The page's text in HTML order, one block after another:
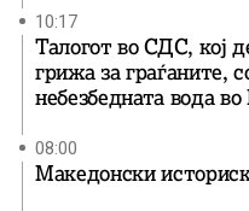
10:17
Талогот во СДС, кој
грижа за граѓаните,
небезбедната вода во
08:00
Македонски